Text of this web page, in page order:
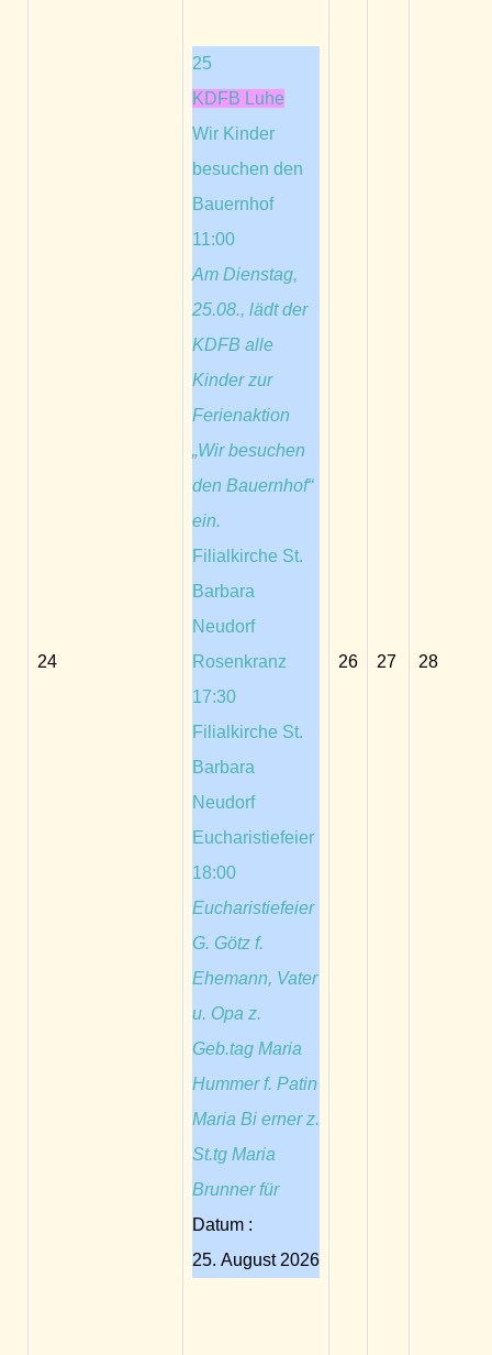
24
25
KDFB Luhe
Wir Kinder
besuchen den
Bauernhof
11:00
Am Dienstag,
25.08., lädt der
KDFB alle
Kinder zur
Ferienaktion
„Wir besuchen
den Bauernhof“
ein.
Filialkirche St.
Barbara
Neudorf
Rosenkranz
17:30
Filialkirche St.
Barbara
Neudorf
Eucharistiefeier
18:00
Eucharistiefeier
G. Götz f.
Ehemann, Vater
u. Opa z.
Geb.tag Maria
Hummer f. Patin
Maria Bi erner z.
St.tg Maria
Brunner für
Datum :
25. August 2026
26 27 28